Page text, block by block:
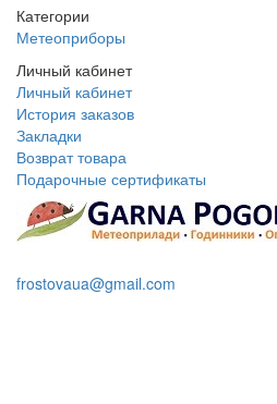
Категории
Метеоприборы
Личный кабинет
Личный кабинет
История заказов
Закладки
Возврат товара
Подарочные сертификаты
frostovaua@gmail.com